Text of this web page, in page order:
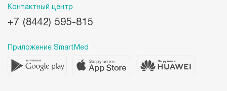
Контактный центр
+7 (8442) 595-815
Приложение SmartMed